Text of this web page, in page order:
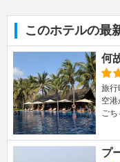
このホテルの最
何
旅行
空
ごち
プ